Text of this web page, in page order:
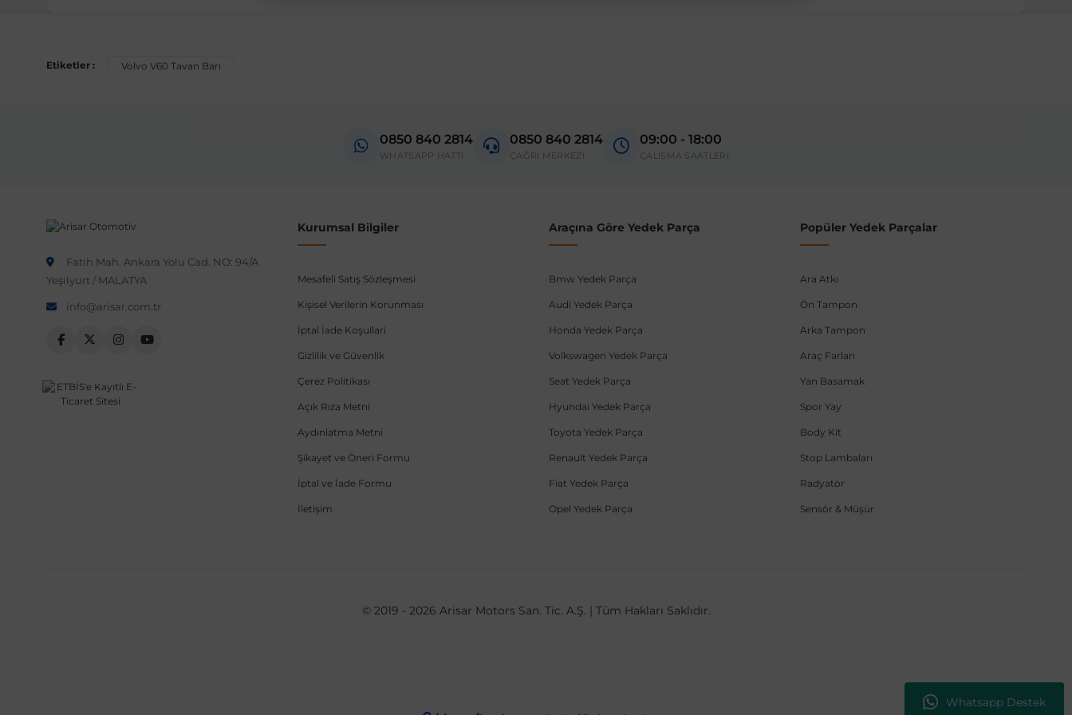
Whatsapp Destek
Araç üreticileri aynı model yılı içerisinde farklı donanım ve kasa tipleri kullanabilmektedir. Sipariş vermeden önce OEM numarası veya şasi numarası ile uyumluluğu kontrol
Etiketler : Volvo V60 Tavan Barı
0850 840 2814
WHATSAPP HATTI
0850 840 2814
ÇAĞRI MERKEZİ
09:00 - 18:00
ÇALIŞMA SAATLERİ
Fatih Mah. Ankara Yolu Cad. NO: 94/A
Yeşilyurt / MALATYA
info@arisar.com.tr
Kurumsal Bilgiler
Mesafeli Satış Sözleşmesi
Kişisel Verilerin Korunması
İptal İade Koşullari
Gizlilik ve Güvenlik
Çerez Politikası
Açık Rıza Metni
Aydınlatma Metni
Şikayet ve Öneri Formu
İptal ve İade Formu
İletişim
Araçına Göre Yedek Parça
Bmw Yedek Parça
Audi Yedek Parça
Honda Yedek Parça
Volkswagen Yedek Parça
Seat Yedek Parça
Hyundai Yedek Parça
Toyota Yedek Parça
Renault Yedek Parça
Fiat Yedek Parça
Opel Yedek Parça
Popüler Yedek Parçalar
Ara Atkı
Ön Tampon
Arka Tampon
Araç Farları
Yan Basamak
Spor Yay
Body Kit
Stop Lambaları
Radyatör
Sensör & Müşür
© 2019 - 2026 Arisar Motors San. Tic. A.Ş. | Tüm Hakları Saklıdır.